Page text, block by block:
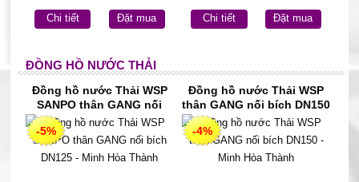
Chi tiết Đặt mua Chi tiết Đặt mua
ĐỒNG HỒ NƯỚC THẢI
Đồng hồ nước Thải WSP
SANPO thân GANG nối
bích DN125 - Minh Hòa
Thành
-5%
Đồng hồ nước Thải WSP
thân GANG nối bích DN150
- Minh Hòa Thành
-4%